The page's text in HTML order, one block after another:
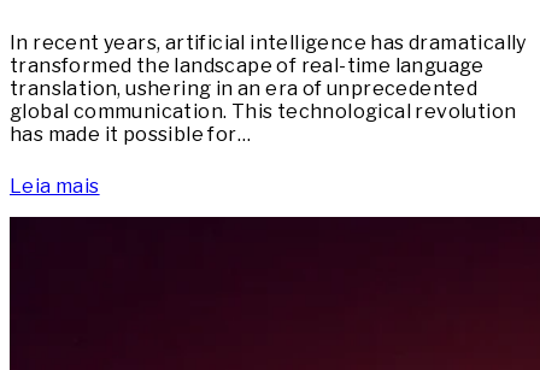
In recent years, artificial intelligence has dramatically
transformed the landscape of real-time language
translation, ushering in an era of unprecedented
global communication. This technological revolution
has made it possible for…
Leia mais